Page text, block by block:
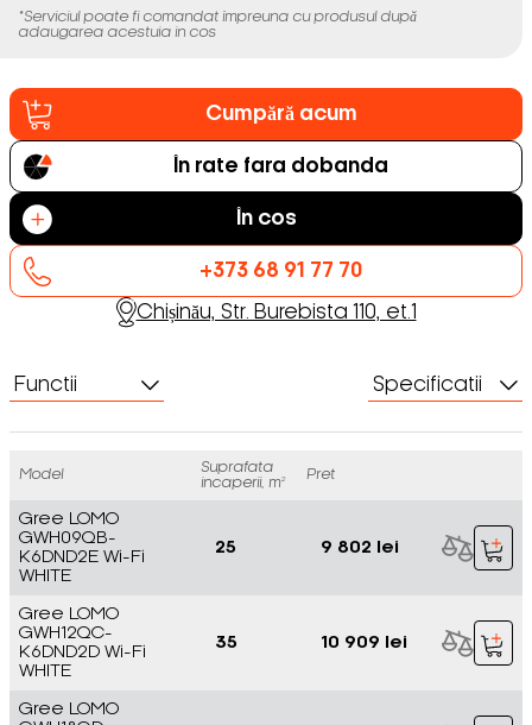
*Serviciul poate fi comandat împreuna cu produsul după
adaugarea acestuia in cos
Cumpără acum
În rate fara dobanda
În cos
+373 68 91 77 70
Chișinău, Str. Burebista 110, et.1
Functii Specificatii
Model
Suprafata
incaperii, m²
Pret
Gree LOMO
GWH09QB-
K6DND2E Wi-Fi
WHITE
25 9 802 lei
Gree LOMO
GWH12QC-
K6DND2D Wi-Fi
WHITE
35 10 909 lei
Gree LOMO